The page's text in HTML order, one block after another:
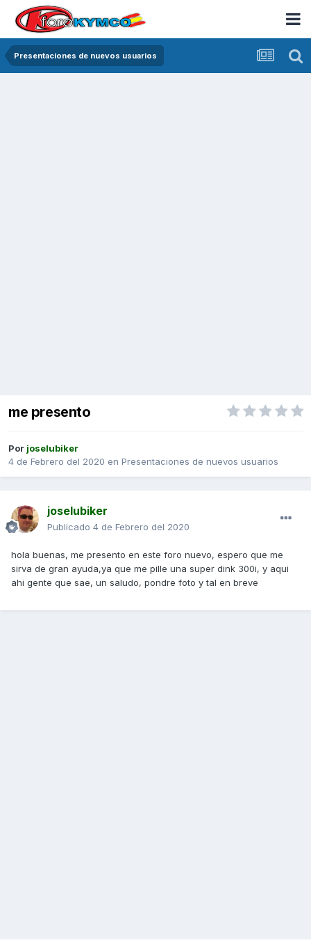
Presentaciones de nuevos usuarios
me presento
Por joselubiker
4 de Febrero del 2020 en Presentaciones de nuevos usuarios
joselubiker
Publicado 4 de Febrero del 2020
hola buenas, me presento en este foro nuevo, espero que me
sirva de gran ayuda,ya que me pille una super dink 300i, y aqui
ahi gente que sae, un saludo, pondre foto y tal en breve